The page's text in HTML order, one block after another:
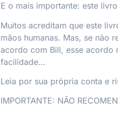
E o mais importante: este
Muitos acreditam que este
mãos humanas. Mas, se não
acordo com Bill, esse acordo
facilidade…
Leia por sua própria conta e
IMPORTANTE: NÃO